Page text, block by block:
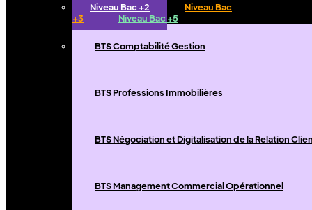
Niveau Bac +2
Niveau Bac
+3
Niveau Bac +5
BTS Comptabilité Gestion
BTS Professions Immobilières
BTS Négociation et Digitalisation de la Relation
BTS Management Commercial Opérationnel